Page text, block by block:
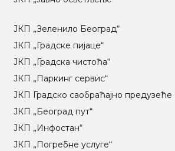
ЈКП „Зеленило Београд“
ЈКП „Градске пијаце“
ЈКП „Градска чистоћа“
ЈКП „Паркинг сервис“
ЈКП Градско саобраћајно предузеће
ЈКП „Београд пут“
ЈКП „Инфостан“
ЈКП „Погребне услуге“